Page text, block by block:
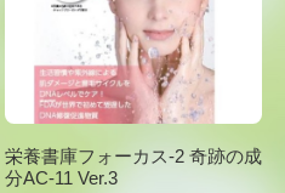
栄養書庫フォーカス-2 奇跡の成
分AC-11 Ver.3